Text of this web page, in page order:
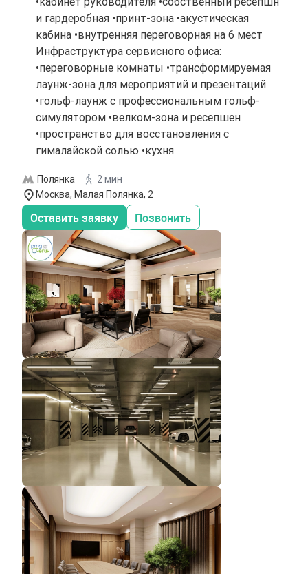
и гардеробная •принт-зона •акустическая
кабина •внутренняя переговорная на 6 мест
Инфраструктура сервисного офиса:
•переговорные комнаты •трансформируемая
лаунж-зона для мероприятий и презентаций
•гольф-лаунж с профессиональным гольф-
симулятором •велком-зона и ресепшен
•пространство для восстановления с
гималайской солью •кухня
Полянка
2 мин
Москва, Малая Полянка, 2
Оставить заявку Позвонить